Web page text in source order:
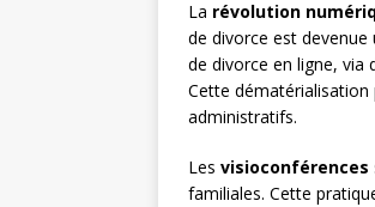
La révolution
de divorce est
de divorce en ligne, via
Cette
administratifs.
Les visioconférences
familiales. Cette